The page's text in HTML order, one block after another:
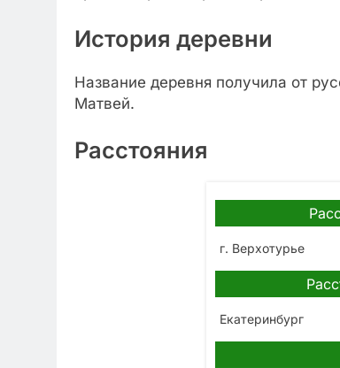
История деревни
Название деревня получила от
Матвей.
Расстояния
г. Верхотурье
Екатеринбург